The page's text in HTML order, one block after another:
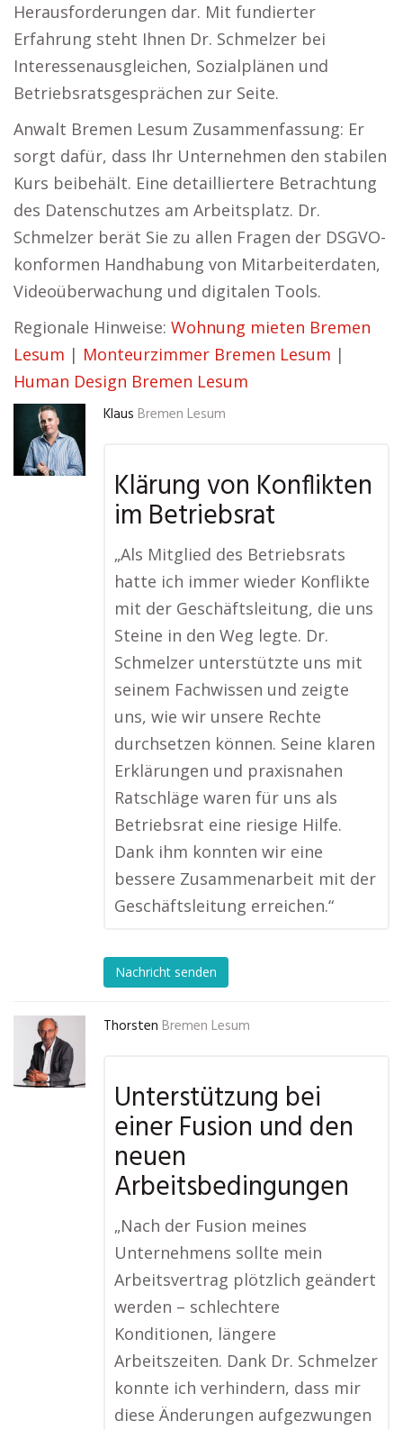
Herausforderungen dar. Mit fundierter
Erfahrung steht Ihnen Dr. Schmelzer bei
Interessenausgleichen, Sozialplänen und
Betriebsratsgesprächen zur Seite.
Anwalt Bremen Lesum Zusammenfassung: Er
sorgt dafür, dass Ihr Unternehmen den stabilen
Kurs beibehält. Eine detailliertere Betrachtung
des Datenschutzes am Arbeitsplatz. Dr.
Schmelzer berät Sie zu allen Fragen der DSGVO-
konformen Handhabung von Mitarbeiterdaten,
Videoüberwachung und digitalen Tools.
Regionale Hinweise: Wohnung mieten Bremen
Lesum | Monteurzimmer Bremen Lesum |
Human Design Bremen Lesum
Klaus Bremen Lesum
Klärung von Konflikten
im Betriebsrat
„Als Mitglied des Betriebsrats
hatte ich immer wieder Konflikte
mit der Geschäftsleitung, die uns
Steine in den Weg legte. Dr.
Schmelzer unterstützte uns mit
seinem Fachwissen und zeigte
uns, wie wir unsere Rechte
durchsetzen können. Seine klaren
Erklärungen und praxisnahen
Ratschläge waren für uns als
Betriebsrat eine riesige Hilfe.
Dank ihm konnten wir eine
bessere Zusammenarbeit mit der
Geschäftsleitung erreichen.“
Nachricht senden
Thorsten Bremen Lesum
Unterstützung bei
einer Fusion und den
neuen
Arbeitsbedingungen
„Nach der Fusion meines
Unternehmens sollte mein
Arbeitsvertrag plötzlich geändert
werden – schlechtere
Konditionen, längere
Arbeitszeiten. Dank Dr. Schmelzer
konnte ich verhindern, dass mir
diese Änderungen aufgezwungen